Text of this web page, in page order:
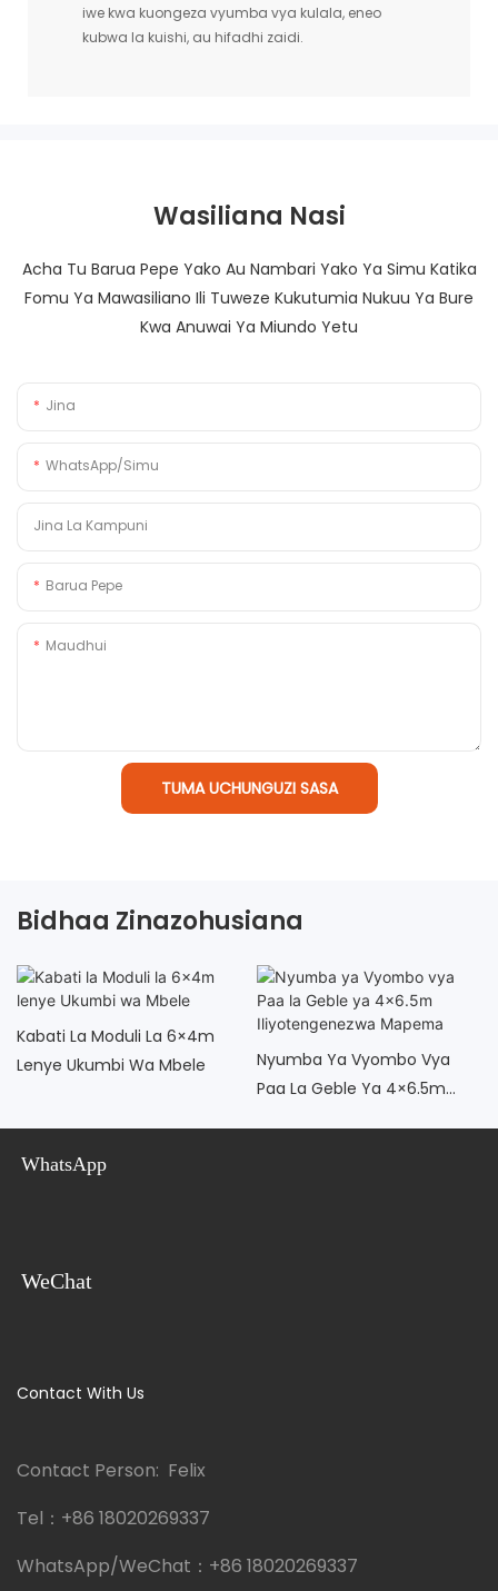
iwe kwa kuongeza vyumba vya kulala, eneo
kubwa la kuishi, au hifadhi zaidi.
Wasiliana Nasi
Acha Tu Barua Pepe Yako Au Nambari Yako Ya Simu Katika
Fomu Ya Mawasiliano Ili Tuweze Kukutumia Nukuu Ya Bure
Kwa Anuwai Ya Miundo Yetu
Jina
WhatsApp/Simu
Jina La Kampuni
Barua Pepe
Maudhui
TUMA UCHUNGUZI SASA
Bidhaa Zinazohusiana
Kabati La Moduli La 6×4m
Lenye Ukumbi Wa Mbele
Nyumba Ya Vyombo Vya
Paa La Geble Ya 4×6.5m
WhatsApp
WeChat
Contact With Us
Contact Person: Felix
Tel： +86 18020269337
WhatsApp/WeChat： +86 18020269337